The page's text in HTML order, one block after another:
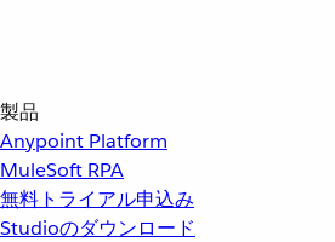
製品
Anypoint Platform
MuleSoft RPA
無料トライアル申込み
Studioのダウンロード